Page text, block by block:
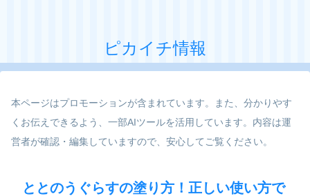
ピカイチ情報
本ページはプロモーションが含まれています。また、分かりやす
くお伝えできるよう、一部AIツールを活用しています。内容は運
営者が確認・編集していますので、安心してご覧ください。
ととのうぐらすの塗り方！正しい使い方で